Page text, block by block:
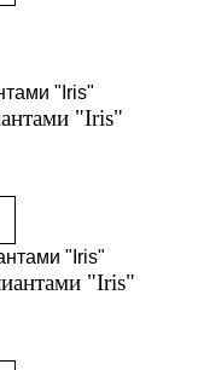
"Iris"
"Iris"